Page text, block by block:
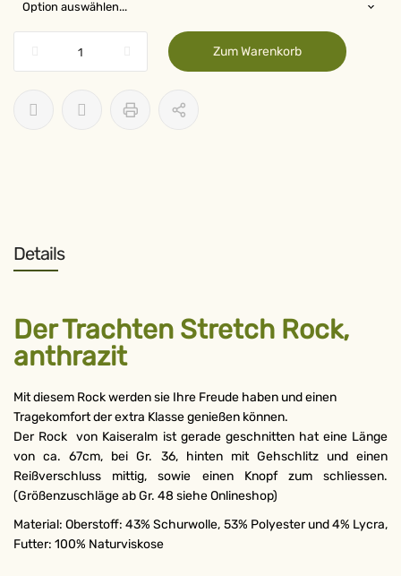
Zum Warenkorb
Details
Der Trachten Stretch Rock,
anthrazit
Mit diesem Rock werden sie Ihre Freude haben und einen
Tragekomfort der extra Klasse genießen können.
Der Rock von Kaiseralm ist gerade geschnitten hat eine Länge
von ca. 67cm, bei Gr. 36, hinten mit Gehschlitz und einen
Reißverschluss mittig, sowie einen Knopf zum schliessen.
(Größenzuschläge ab Gr. 48 siehe Onlineshop)
Material: Oberstoff: 43% Schurwolle, 53% Polyester und 4% Lycra,
Futter: 100% Naturviskose